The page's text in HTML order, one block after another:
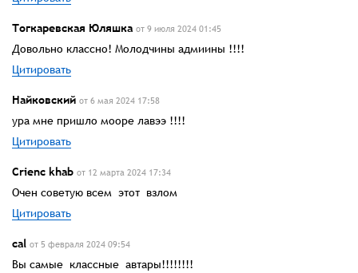
Тогкаревская Юляшка от 9 июля 2024 01:45
Довольно классно! Молодчины адмиины !!!!
Цитировать
Найковский от 6 мая 2024 17:58
ура мне пришло мооре лавээ !!!!
Цитировать
Crienc khab от 12 марта 2024 17:34
Очен советую всем этот взлом
Цитировать
cal от 5 февраля 2024 09:54
Вы самые классные автары!!!!!!!!